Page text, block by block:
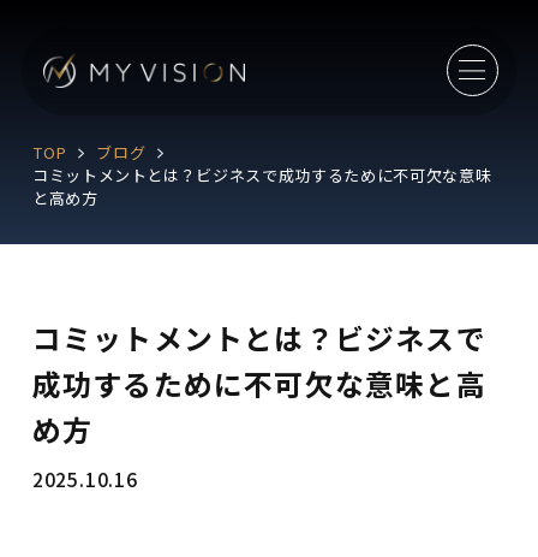
TOP
ブログ
コミットメントとは？ビジネスで成功するために不可欠な意味
と高め方
コミットメントとは？ビジネスで
成功するために不可欠な意味と高
め方
2025.10.16